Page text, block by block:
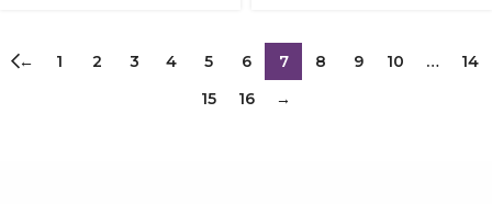
← 1 2 3 4 5 6 7 8 9 10 …
14
15
16 →